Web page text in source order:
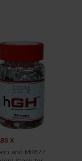
X
and MK677